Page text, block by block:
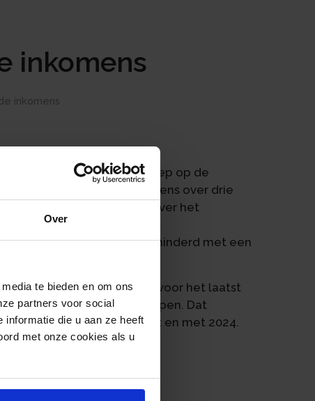
Over
te bieden en om ons
partners voor social
informatie die u aan ze heeft
met onze cookies als u
inkomens
inkomens
1 kunnen met een beroep op de
verkrijgen. De inkomens over drie
de belasting per jaar over het
belasting, verminderd met een
afgeschaft. Middeling is voor het laatst
het jaar 2022 is begrepen. Dat
is over de jaren 2022 tot en met 2024.